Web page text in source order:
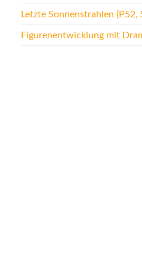
Letzte Sonnenstrahlen (P52,
Figurenentwicklung mit